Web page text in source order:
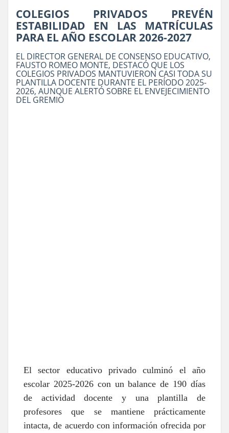
COLEGIOS PRIVADOS PREVÉN
ESTABILIDAD EN LAS MATRÍCULAS
PARA EL AÑO ESCOLAR 2026-2027
EL DIRECTOR GENERAL DE CONSENSO EDUCATIVO,
FAUSTO ROMEO MONTE, DESTACÓ QUE LOS
COLEGIOS PRIVADOS MANTUVIERON CASI TODA SU
PLANTILLA DOCENTE DURANTE EL PERÍODO 2025-
2026, AUNQUE ALERTÓ SOBRE EL ENVEJECIMIENTO
DEL GREMIO
El sector educativo privado culminó el año
escolar 2025-2026 con un balance de 190 días
de actividad docente y una plantilla de
profesores que se mantiene prácticamente
intacta, de acuerdo con información ofrecida por